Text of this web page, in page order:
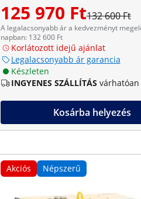
125 970 Ft132 600 Ft
A legalacsonyabb ár a kedvezményt
napban: 132 600 Ft
Korlátozott idejű ajánlat
Legalacsonyabb ár garancia
Készleten
INGYENES SZÁLLÍTÁS várhatóan
Kosárba helyezés
Akciós Népszerű